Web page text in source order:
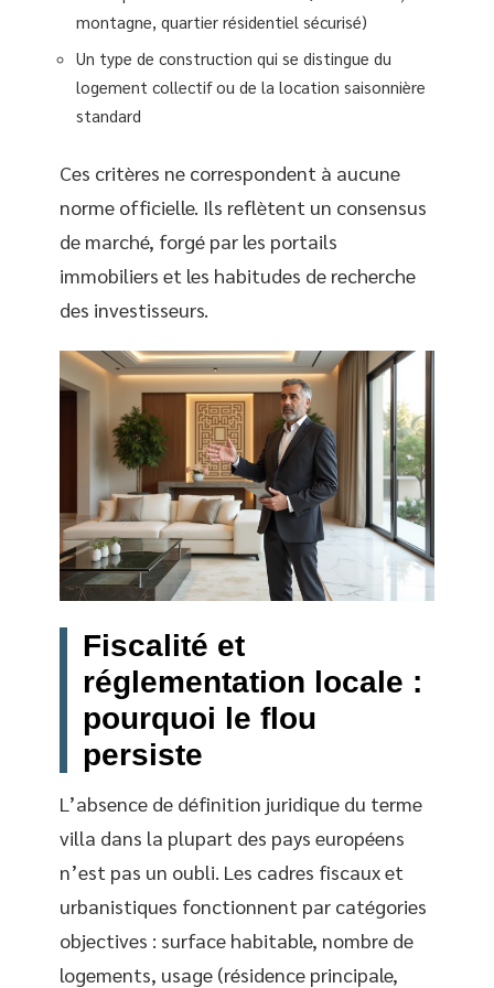
montagne, quartier résidentiel sécurisé)
Un type de construction qui se distingue du
logement collectif ou de la location saisonnière
standard
Ces critères ne correspondent à aucune
norme officielle. Ils reflètent un consensus
de marché, forgé par les portails
immobiliers et les habitudes de recherche
des investisseurs.
Fiscalité et
réglementation locale :
pourquoi le flou
persiste
L’absence de définition juridique du terme
villa dans la plupart des pays européens
n’est pas un oubli. Les cadres fiscaux et
urbanistiques fonctionnent par catégories
objectives : surface habitable, nombre de
logements, usage (résidence principale,